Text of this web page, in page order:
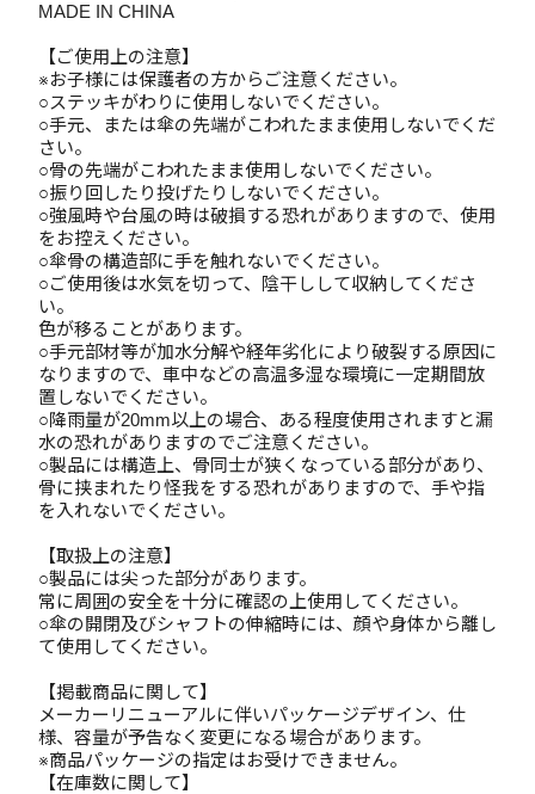
MADE IN CHINA
【ご使用上の注意】
※お子様には保護者の方からご注意ください。
○ステッキがわりに使用しないでください。
○手元、または傘の先端がこわれたまま使用しないでくだ
さい。
○骨の先端がこわれたまま使用しないでください。
○振り回したり投げたりしないでください。
○強風時や台風の時は破損する恐れがありますので、使用
をお控えください。
○傘骨の構造部に手を触れないでください。
○ご使用後は水気を切って、陰干しして収納してくださ
い。
色が移ることがあります。
○手元部材等が加水分解や経年劣化により破裂する原因に
なりますので、車中などの高温多湿な環境に一定期間放
置しないでください。
○降雨量が20mm以上の場合、ある程度使用されますと漏
水の恐れがありますのでご注意ください。
○製品には構造上、骨同士が狭くなっている部分があり、
骨に挟まれたり怪我をする恐れがありますので、手や指
を入れないでください。
【取扱上の注意】
○製品には尖った部分があります。
常に周囲の安全を十分に確認の上使用してください。
○傘の開閉及びシャフトの伸縮時には、顔や身体から離し
て使用してください。
【掲載商品に関して】
メーカーリニューアルに伴いパッケージデザイン、仕
様、容量が予告なく変更になる場合があります。
※商品パッケージの指定はお受けできません。
【在庫数に関して】